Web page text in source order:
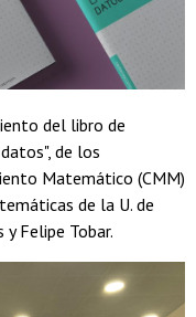
del libro de
de los
Matemático (CMM)
de la U. de
Felipe Tobar.